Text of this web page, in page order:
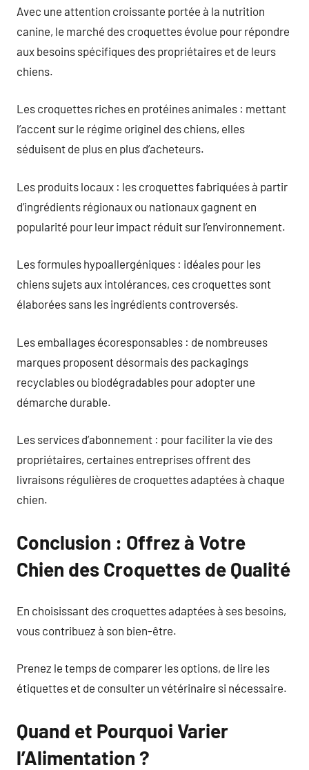
Avec une attention croissante portée à la nutrition
canine, le marché des croquettes évolue pour répondre
aux besoins spécifiques des propriétaires et de leurs
chiens.
Les croquettes riches en protéines animales : mettant
l’accent sur le régime originel des chiens, elles
séduisent de plus en plus d’acheteurs.
Les produits locaux : les croquettes fabriquées à partir
d’ingrédients régionaux ou nationaux gagnent en
popularité pour leur impact réduit sur l’environnement.
Les formules hypoallergéniques : idéales pour les
chiens sujets aux intolérances, ces croquettes sont
élaborées sans les ingrédients controversés.
Les emballages écoresponsables : de nombreuses
marques proposent désormais des packagings
recyclables ou biodégradables pour adopter une
démarche durable.
Les services d’abonnement : pour faciliter la vie des
propriétaires, certaines entreprises offrent des
livraisons régulières de croquettes adaptées à chaque
chien.
Conclusion : Offrez à Votre
Chien des Croquettes de Qualité
En choisissant des croquettes adaptées à ses besoins,
vous contribuez à son bien-être.
Prenez le temps de comparer les options, de lire les
étiquettes et de consulter un vétérinaire si nécessaire.
Quand et Pourquoi Varier
l’Alimentation ?